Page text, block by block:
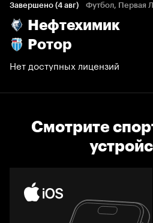
Завершено (4 авг) Футбол, Первая
Нефтехимик
Ротор
Нет доступных лицензий
Смотрите